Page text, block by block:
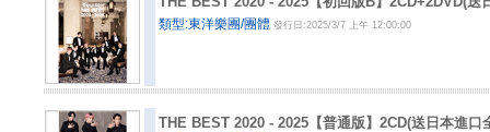
類型:東洋樂團/團體發行日:2025/3/7 上午 12:00:00
THE BEST 2020 - 2025【普通版】2CD(送日本進口